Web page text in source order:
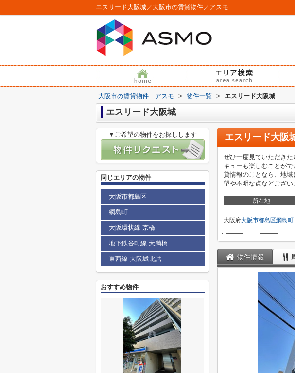
エスリード大阪城／大阪市の賃貸物件／アスモ
大阪市の賃貸物件｜アスモ > 物件一覧 > エスリード大阪城
エスリード大阪城
エスリード大阪
ぜひ一度見ていただき
キューも楽しむことが
貸情報のことなら、地
望や不明な点などござ
所在地
大阪府大阪市都島区網島町
物件情報
▼ご希望の物件をお探しします
同じエリアの物件
大阪市都島区
網島町
大阪環状線 京橋
地下鉄谷町線 天満橋
東西線 大阪城北詰
おすすめ物件